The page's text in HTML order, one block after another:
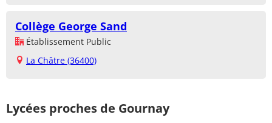
Collège George Sand
Établissement Public
La Châtre (36400)
Lycées proches de Gournay